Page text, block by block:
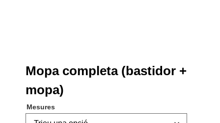
Mopa completa (bastidor +
mopa)
Mesures